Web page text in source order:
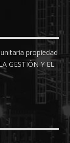
propiedad
GESTIÓN Y EL